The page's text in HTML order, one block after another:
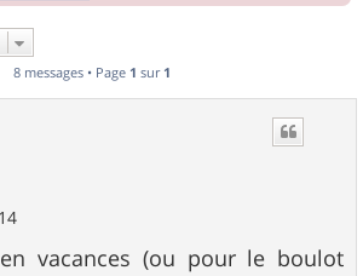
8 messages • Page 1 sur 1
vacances (ou pour le boulot